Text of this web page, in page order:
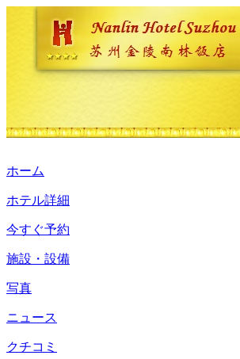
ホーム
ホテル詳細
今すぐ予約
施設・設備
写真
ニュース
クチコミ